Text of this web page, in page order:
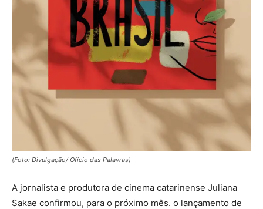
(Foto: Divulgação/ Ofício das Palavras)
A jornalista e produtora de cinema catarinense Juliana
Sakae confirmou, para o próximo mês. o lançamento de